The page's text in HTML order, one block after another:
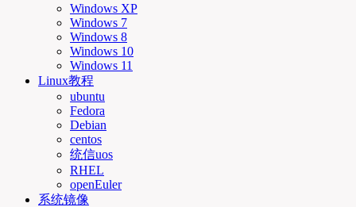
Windows XP
Windows 7
Windows 8
Windows 10
Windows 11
Linux教程
ubuntu
Fedora
Debian
centos
统信uos
RHEL
openEuler
系统镜像